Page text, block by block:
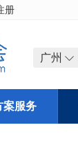
册
广州
案服务